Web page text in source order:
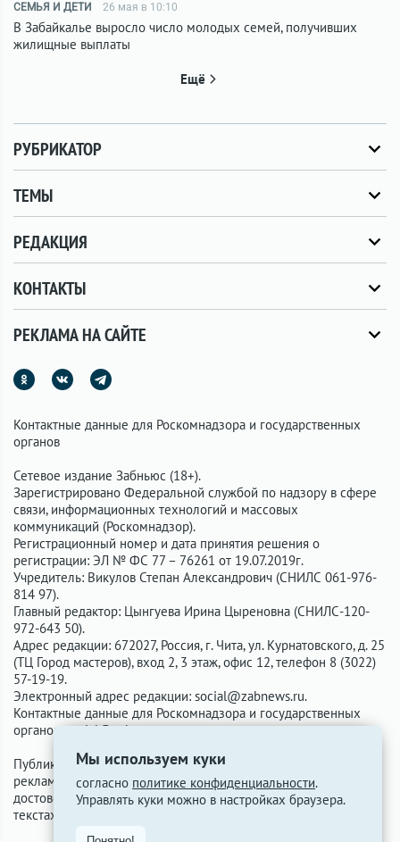
Мы используем куки
согласно политике конфиденциальности.
Управлять куки можно в настройках браузера.
СЕМЬЯ И ДЕТИ 26 мая в 10:10
В Забайкалье выросло число молодых семей, получивших
жилищные выплаты
Ещё
РУБРИКАТОР
ТЕМЫ
РЕДАКЦИЯ
КОНТАКТЫ
РЕКЛАМА НА САЙТЕ
Контактные данные для Роскомнадзора и государственных
органов
Сетевое издание Забньюс (18+).
Зарегистрировано Федеральной службой по надзору в сфере
связи, информационных технологий и массовых
коммуникаций (Роскомнадзор).
Регистрационный номер и дата принятия решения о
регистрации: ЭЛ № ФС 77 – 76261 от 19.07.2019г.
Учредитель: Викулов Степан Александрович (СНИЛС 061-976-
814 97).
Главный редактор: Цынгуева Ирина Цыреновна (СНИЛС-120-
972-643 50).
Адрес редакции: 672027, Россия, г. Чита, ул. Курнатовского, д. 25
(ТЦ Город мастеров), вход 2, 3 этаж, офис 12, телефон 8 (3022)
57-19-19.
Электронный адрес редакции: social@zabnews.ru.
Контактные данные для Роскомнадзора и государственных
органов:
social@zabnews.ru.
Публикации с пометками «Реклама», «Выборы» оплачены
рекламодателем. Редакция сайта не несёт ответственности за
достоверность информации, содержащейся в рекламных
текстах.